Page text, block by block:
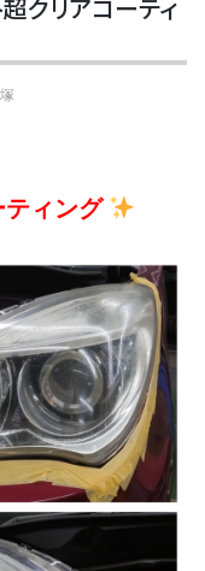
クリアコーティ
ティング